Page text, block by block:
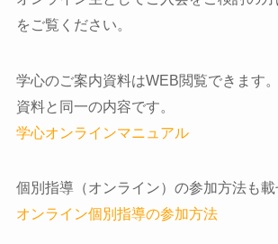
をご覧ください。
学心のご案内資料はWEB閲覧できます
資料と同一の内容です。
学心オンラインマニュアル
個別指導（オンライン）の参加方法も載
オンライン個別指導の参加方法